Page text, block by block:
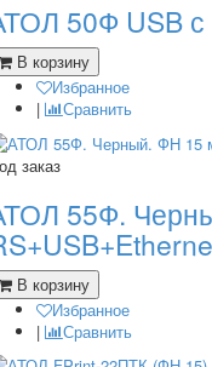
50Ф USB
В корзину
Избранное
|
Сравнить
заказ
55Ф.
В корзину
Избранное
|
Сравнить